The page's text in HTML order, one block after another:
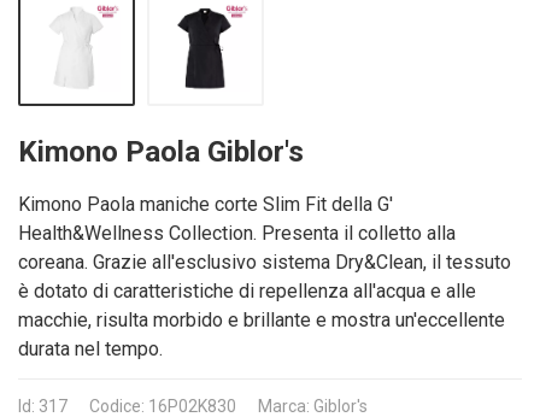
Kimono Paola Giblor's
Kimono Paola maniche corte Slim Fit della G'
Health&Wellness Collection. Presenta il colletto alla
coreana. Grazie all'esclusivo sistema Dry&Clean, il tessuto
è dotato di caratteristiche di repellenza all'acqua e alle
macchie, risulta morbido e brillante e mostra un'eccellente
durata nel tempo.
Id: 317 Codice: 16P02K830
Marca: Giblor's